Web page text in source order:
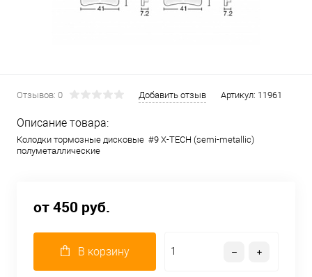
Отзывов: 0 Добавить отзыв Артикул: 11961
Описание товара:
Колодки тормозные дисковые #9 X-TECH (semi-metallic)
полуметаллические
от 450 руб.
В корзину